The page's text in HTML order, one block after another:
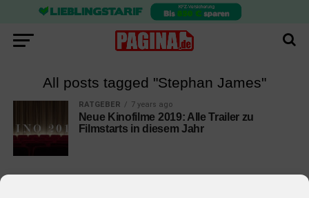
All posts tagged "Stephan James"
RATGEBER 7 years ago
Neue Kinofilme 2019: Alle Trailer zu
Filmstarts in diesem Jahr